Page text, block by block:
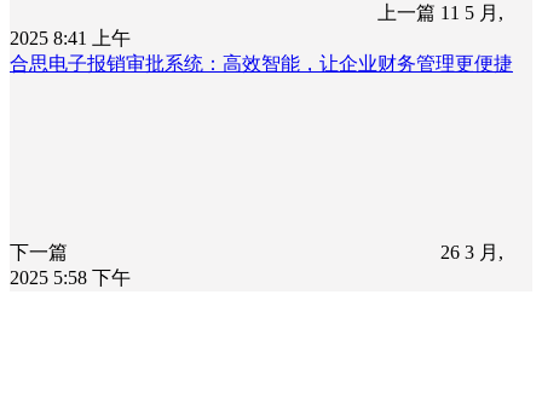
上一篇 11 5 月,
2025 8:41 上午
合思电子报销审批系统：高效智能，让企业财务管理更便捷
下一篇
26 3 月,
2025 5:58 下午